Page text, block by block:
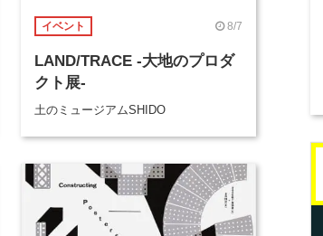
イベント 8/7
LAND/TRACE -大地のプロダ
クト展-
土のミュージアムSHIDO